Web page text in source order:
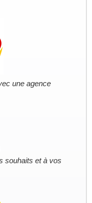
une agence
souhaits et à vos